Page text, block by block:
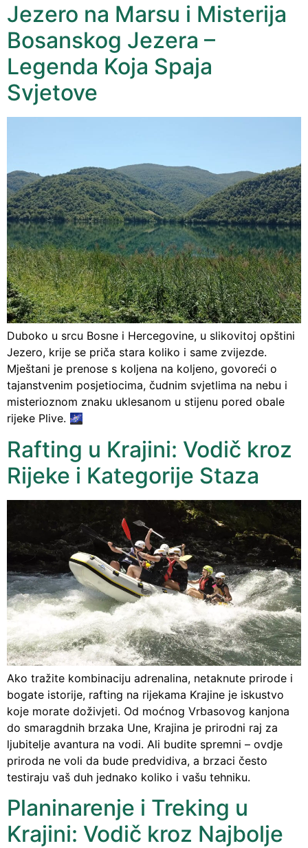
Jezero na Marsu i Misterija
Bosanskog Jezera –
Legenda Koja Spaja
Svjetove
Duboko u srcu Bosne i Hercegovine, u slikovitoj opštini
Jezero, krije se priča stara koliko i same zvijezde.
Mještani je prenose s koljena na koljeno, govoreći o
tajanstvenim posjetiocima, čudnim svjetlima na nebu i
misterioznom znaku uklesanom u stijenu pored obale
rijeke Plive. 🌌
Rafting u Krajini: Vodič kroz
Rijeke i Kategorije Staza
Ako tražite kombinaciju adrenalina, netaknute prirode i
bogate istorije, rafting na rijekama Krajine je iskustvo
koje morate doživjeti. Od moćnog Vrbasovog kanjona
do smaragdnih brzaka Une, Krajina je prirodni raj za
ljubitelje avantura na vodi. Ali budite spremni – ovdje
priroda ne voli da bude predvidiva, a brzaci često
testiraju vaš duh jednako koliko i vašu tehniku.
Planinarenje i Treking u
Krajini: Vodič kroz Najbolje